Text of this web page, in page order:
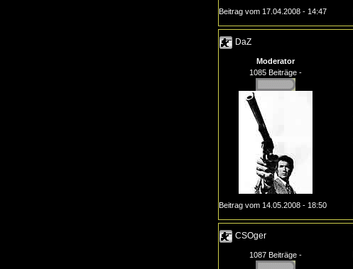
Beitrag vom 17.04.2008 - 14:47
DaZ
Moderator
1085 Beiträge -
Beitrag vom 14.05.2008 - 18:50
CSOger
1087 Beiträge -